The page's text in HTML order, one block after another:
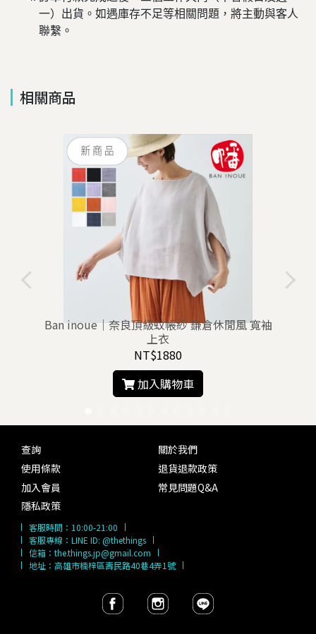
一）出貨。如遇庫存不足等相關問題，將主動與客人
聯繫。
相關商品
Ban inoue｜奈良頂級蚊帳紗 鎌倉休閒風 寬袖
上衣
NT$1880
加入購物車
查詢
關於我們
使用條款
退貨退款政策
加入會員
常見問題Q&A
隱私政策
客服時間： 10:00-21:00
客服專線： LINE ID: @thethings
信箱： the.things.jp@gmail.com
地址：高雄市楠梓區壽民路40巷4弄1號